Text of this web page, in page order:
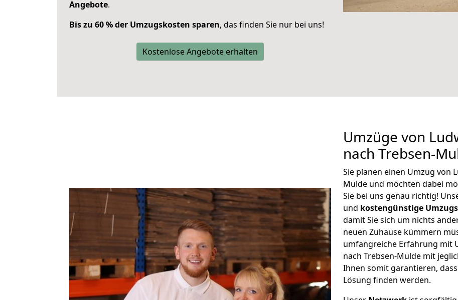
Angebote.
Bis zu 60 % der Umzugskosten sparen, das finden Sie nur bei uns!
Kostenlose Angebote erhalten
Umzüge von
nach Trebsen-
Sie planen einen Umzug von
Mulde und möchten dabei
Sie bei uns genau richtig!
und kostengünstige
damit Sie sich um nichts
neuen Zuhause kümmern
umfangreiche Erfahrung mit
nach Trebsen-Mulde mit
Ihnen somit garantieren,
Lösung finden werden.